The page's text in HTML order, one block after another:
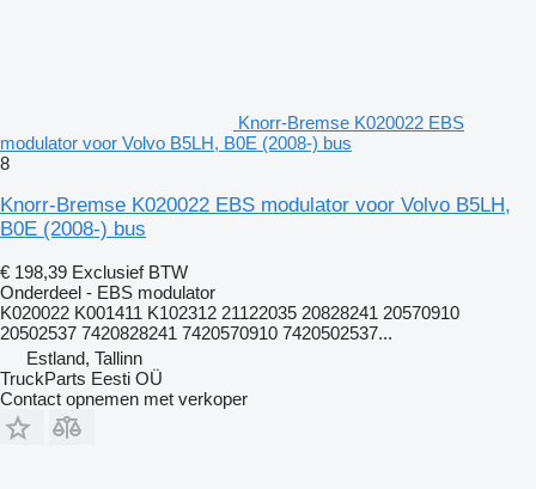
Knorr-Bremse K020022 EBS
modulator voor Volvo B5LH, B0E (2008-) bus
8
Knorr-Bremse K020022 EBS modulator voor Volvo B5LH,
B0E (2008-) bus
€ 198,39 Exclusief BTW
Onderdeel - EBS modulator
K020022 K001411 K102312 21122035 20828241 20570910
20502537 7420828241 7420570910 7420502537...
Estland, Tallinn
TruckParts Eesti OÜ
Contact opnemen met verkoper